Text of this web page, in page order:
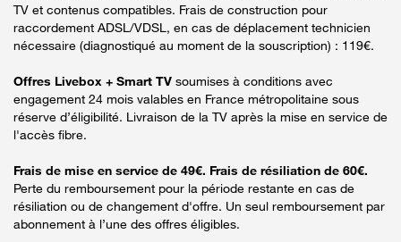
TV et contenus compatibles. Frais de construction pour
raccordement ADSL/VDSL, en cas de déplacement technicien
nécessaire (diagnostiqué au moment de la souscription) : 119€.
Offres Livebox + Smart TV soumises à conditions avec
engagement 24 mois valables en France métropolitaine sous
réserve d’éligibilité. Livraison de la TV après la mise en service de
l'accès fibre.
Frais de mise en service de 49€. Frais de résiliation de 60€.
Perte du remboursement pour la période restante en cas de
résiliation ou de changement d'offre. Un seul remboursement par
abonnement à l’une des offres éligibles.